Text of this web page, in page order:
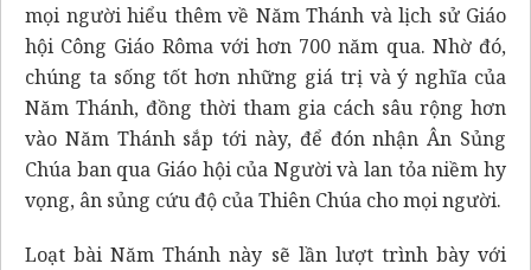
mọi người hiểu thêm về Năm Thánh và lịch sử Giáo
hội Công Giáo Rôma với hơn 700 năm qua. Nhờ đó,
chúng ta sống tốt hơn những giá trị và ý nghĩa của
Năm Thánh, đồng thời tham gia cách sâu rộng hơn
vào Năm Thánh sắp tới này, để đón nhận Ân Sủng
Chúa ban qua Giáo hội của Người và lan tỏa niềm hy
vọng, ân sủng cứu độ của Thiên Chúa cho mọi người.
Loạt bài Năm Thánh này sẽ lần lượt trình bày với